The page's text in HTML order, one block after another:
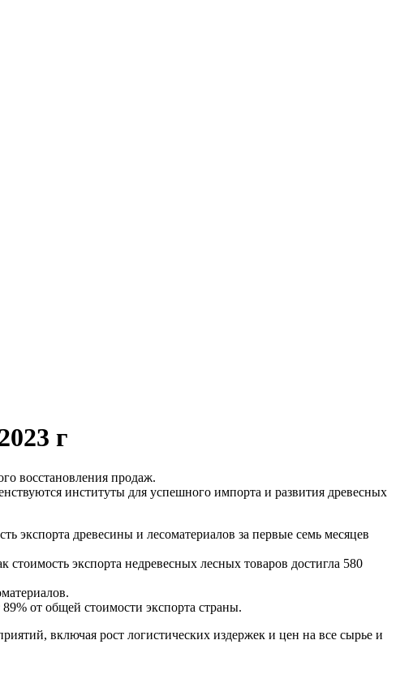
г
восстановления продаж.
институты для успешного импорта и развития древесных
экспорта древесины и лесоматериалов за первые семь месяцев
экспорта недревесных лесных товаров достигла 580
от общей стоимости экспорта страны.
включая рост логистических издержек и цен на все сырье и